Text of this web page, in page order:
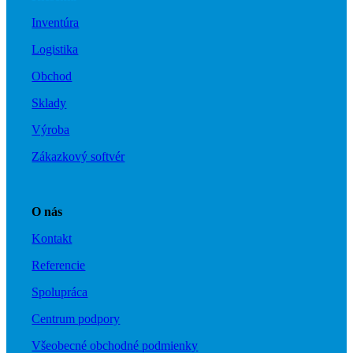
Inventúra
Logistika
Obchod
Sklady
Výroba
Zákazkový softvér
O nás
Kontakt
Referencie
Spolupráca
Centrum podpory
Všeobecné obchodné podmienky